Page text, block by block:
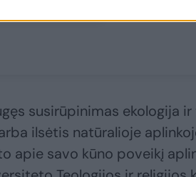
susirūpinimas ekologija
ilsėtis natūralioje
apie savo kūno poveikį